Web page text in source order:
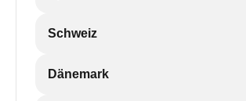
Schweiz
Dänemark